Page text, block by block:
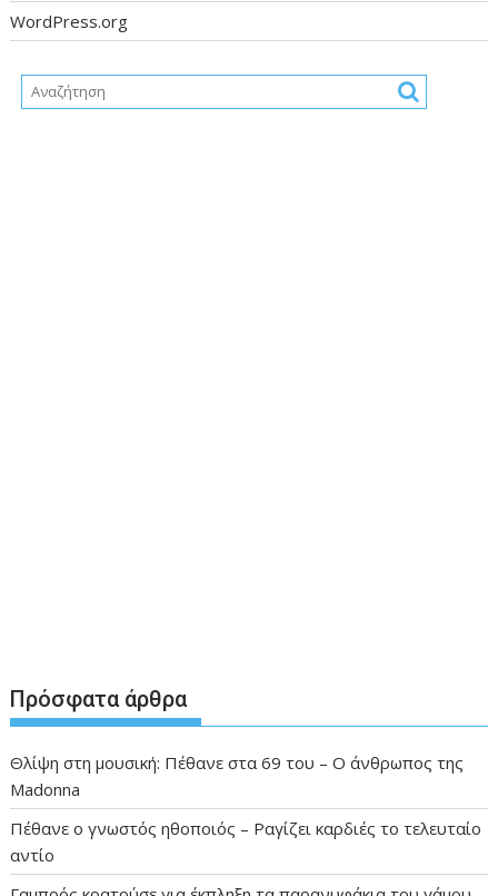
WordPress.org
Πρόσφατα άρθρα
Θλίψη στη μουσική: Πέθανε στα 69 του – Ο άνθρωπος της
Madonna
Πέθανε ο γνωστός ηθοποιός – Ραγίζει καρδιές το τελευταίο
αντίο